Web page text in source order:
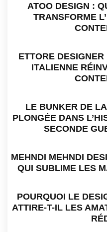
ATOO DESIGN :
TRANSFORME
ETTORE
ITALIENNE
LE BUNKER DE
PLONGÉE DANS
SECONDE
MEHNDI MEHNDI
QUI SUBLIME LES
POURQUOI LE
ATTIRE-T-IL LES